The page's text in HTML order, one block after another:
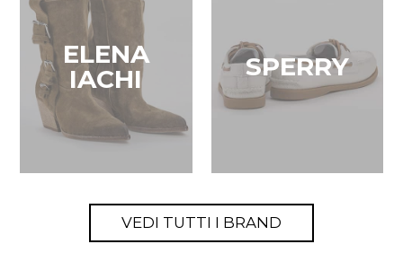
ELENA
IACHI
SPERRY
VEDI TUTTI I BRAND